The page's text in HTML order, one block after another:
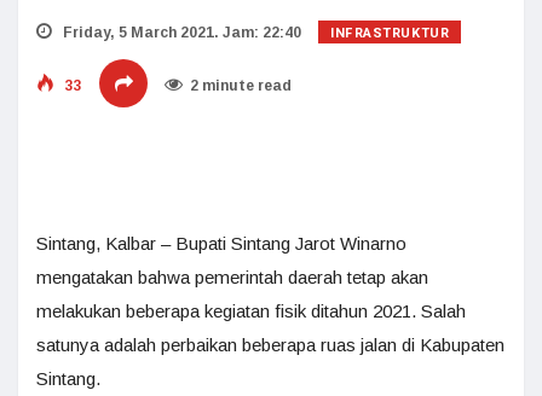
Friday, 5 March 2021. Jam: 22:40 INFRASTRUKTUR
33 2 minute read
Sintang, Kalbar – Bupati Sintang Jarot Winarno
mengatakan bahwa pemerintah daerah tetap akan
melakukan beberapa kegiatan fisik ditahun 2021. Salah
satunya adalah perbaikan beberapa ruas jalan di Kabupaten
Sintang.